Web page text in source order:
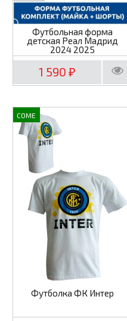
Футбольная форма
детская Реал Мадрид
2024 2025
1 590 ₽
COME
Футболка ФК Интер